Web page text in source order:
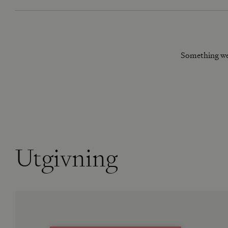
Something
Utgivning